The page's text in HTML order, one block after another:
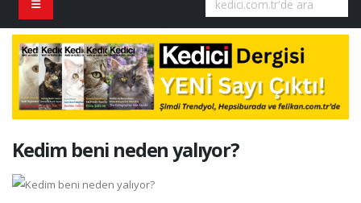
Kedim beni neden yalıyor?